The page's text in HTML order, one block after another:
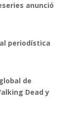
anunció
periodística
de
Dead y